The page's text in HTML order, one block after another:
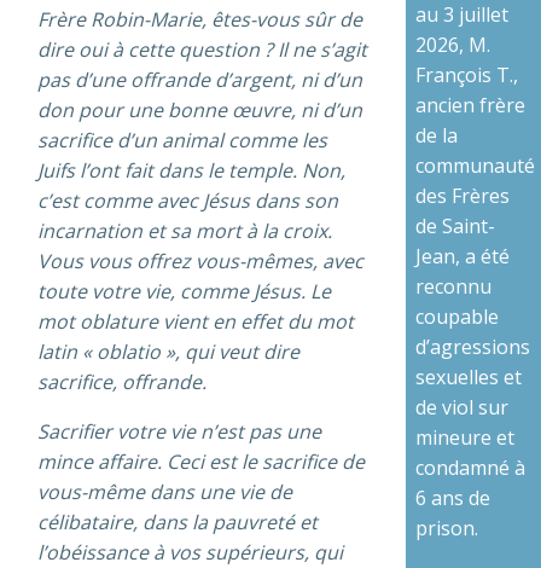
Frère Robin-Marie, êtes-vous sûr de
dire oui à cette question ? Il ne s’agit
pas d’une offrande d’argent, ni d’un
don pour une bonne œuvre, ni d’un
sacrifice d’un animal comme les
Juifs l’ont fait dans le temple. Non,
c’est comme avec Jésus dans son
incarnation et sa mort à la croix.
Vous vous offrez vous-mêmes, avec
toute votre vie, comme Jésus. Le
mot oblature vient en effet du mot
latin « oblatio », qui veut dire
sacrifice, offrande.
Sacrifier votre vie n’est pas une
mince affaire. Ceci est le sacrifice de
vous-même dans une vie de
célibataire, dans la pauvreté et
l’obéissance à vos supérieurs, qui
au 3 juillet
2026, M.
François T.,
ancien frère
de la
communauté
des Frères
de Saint-
Jean, a été
reconnu
coupable
d’agressions
sexuelles et
de viol sur
mineure et
condamné à
6 ans de
prison.